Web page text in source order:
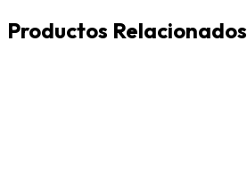
Productos Relacionados